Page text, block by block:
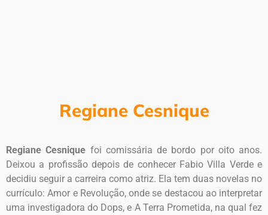
Regiane Cesnique
Regiane Cesnique foi comissária de bordo por oito anos.
Deixou a profissão depois de conhecer Fabio Villa Verde e
decidiu seguir a carreira como atriz. Ela tem duas novelas no
currículo: Amor e Revolução, onde se destacou ao interpretar
uma investigadora do Dops, e A Terra Prometida, na qual fez